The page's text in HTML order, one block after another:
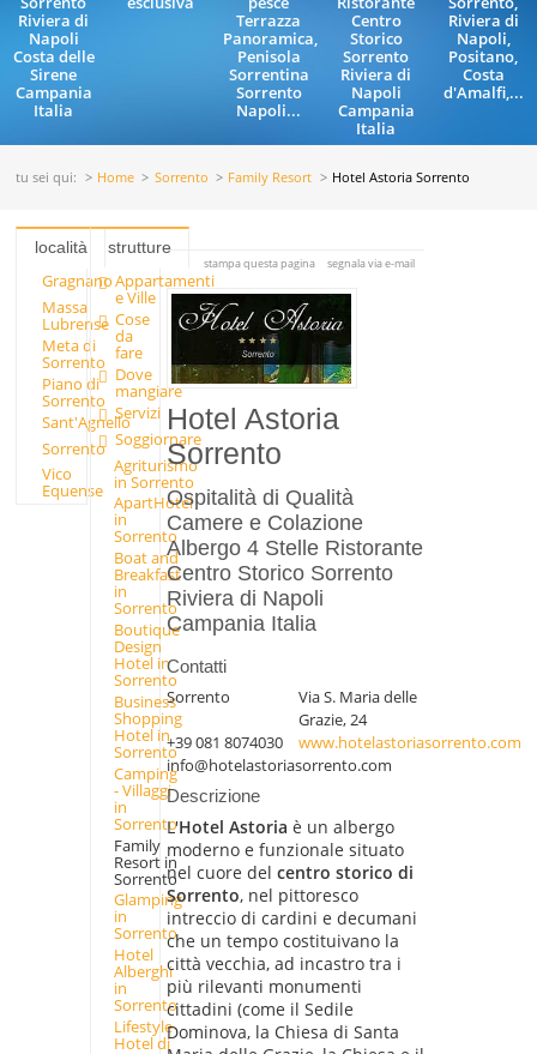
Riviera di
Napoli
Costa delle
Sirene
Campania
Italia
Terrazza
Panoramica,
Penisola
Sorrentina
Sorrento
Napoli...
Centro
Storico
Sorrento
Riviera di
Napoli
Campania
Italia
Riviera di
Napoli,
Positano,
Costa
d'Amalfi,...
tu sei qui: Home Sorrento Family Resort Hotel Astoria Sorrento
località
Gragnano
Massa
Lubrense
Meta di
Sorrento
Piano di
Sorrento
Sant'Agnello
Sorrento
Vico
Equense
strutture
Appartamenti
e Ville
Cose
da
fare
Dove
mangiare
Servizi
Soggiornare
Agriturismo
in Sorrento
ApartHotel
in
Sorrento
Boat and
Breakfast
in
Sorrento
Boutique
Design
Hotel in
Sorrento
Business
Shopping
Hotel in
Sorrento
Camping
- Villaggi
in
Sorrento
Family
Resort in
Sorrento
Glamping
in
Sorrento
Hotel
Alberghi
in
Sorrento
Lifestyle
Hotel di
stampa questa pagina segnala via e-mail
Hotel Astoria
Sorrento
Ospitalità di Qualità
Camere e Colazione
Albergo 4 Stelle Ristorante
Centro Storico Sorrento
Riviera di Napoli
Campania Italia
Contatti
Sorrento
Via S. Maria delle
Grazie, 24
+39 081 8074030
www.hotelastoriasorrento.com
info@hotelastoriasorrento.com
Descrizione
L'Hotel Astoria è un albergo
moderno e funzionale situato
nel cuore del centro storico di
Sorrento, nel pittoresco
intreccio di cardini e decumani
che un tempo costituivano la
città vecchia, ad incastro tra i
più rilevanti monumenti
cittadini (come il Sedile
Dominova, la Chiesa di Santa